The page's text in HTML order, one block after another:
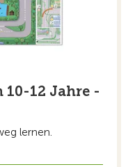
12 Jahre -
lernen.